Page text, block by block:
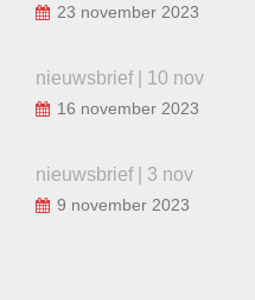
23 november 2023
nieuwsbrief | 10 nov
16 november 2023
nieuwsbrief | 3 nov
9 november 2023